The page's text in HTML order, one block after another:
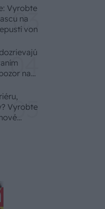
Vyrobte
na
von
na
Vyrobte